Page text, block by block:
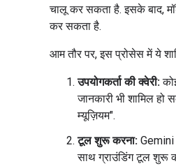
चालू कर सकता है. इसके बाद,
कर सकता है.
आम तौर पर, इस प्रोसेस में ये
उपयोगकर्ता की क्वेरी:
जानकारी भी शामिल
म्यूज़ियम".
टूल शुरू करना: Gemini
साथ ग्राउंडिंग टूल शुरू